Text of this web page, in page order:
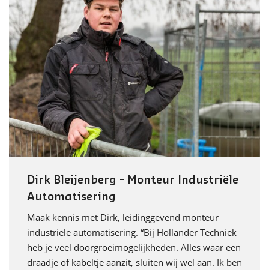
Dirk Bleijenberg - Monteur Industriële
Automatisering
Maak kennis met Dirk, leidinggevend monteur
industriële automatisering. “Bij Hollander Techniek
heb je veel doorgroeimogelijkheden. Alles waar een
draadje of kabeltje aanzit, sluiten wij wel aan. Ik ben